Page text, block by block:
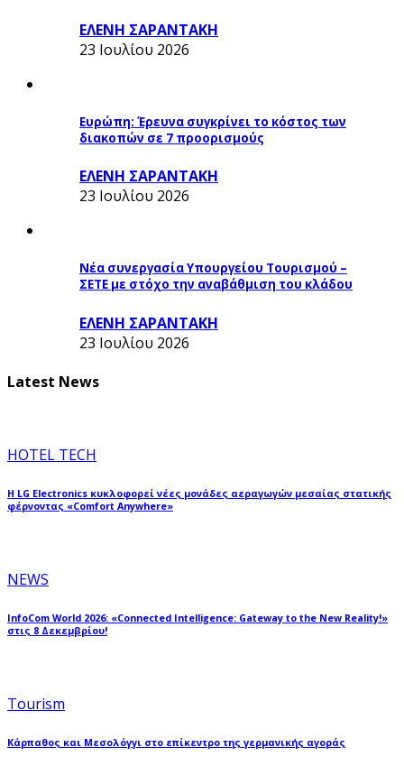
ΕΛΕΝΗ ΣΑΡΑΝΤΑΚΗ
23 Ιουλίου 2026
Ευρώπη: Έρευνα συγκρίνει το κόστος των
διακοπών σε 7 προορισμούς
ΕΛΕΝΗ ΣΑΡΑΝΤΑΚΗ
23 Ιουλίου 2026
Νέα συνεργασία Υπουργείου Τουρισμού –
ΣΕΤΕ με στόχο την αναβάθμιση του κλάδου
ΕΛΕΝΗ ΣΑΡΑΝΤΑΚΗ
23 Ιουλίου 2026
Latest News
HOTEL TECH
Η LG Electronics κυκλοφορεί νέες μονάδες αεραγωγών μεσαίας στατικής
φέρνοντας «Comfort Anywhere»
NEWS
InfoCom World 2026: «Connected Intelligence: Gateway to the New Reality!»
στις 8 Δεκεμβρίου!
Tourism
Κάρπαθος και Μεσολόγγι στο επίκεντρο της γερμανικής αγοράς